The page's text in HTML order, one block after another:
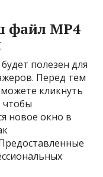
файл MP4
полезен для
Перед тем
кликнуть
чтобы
новое окно в